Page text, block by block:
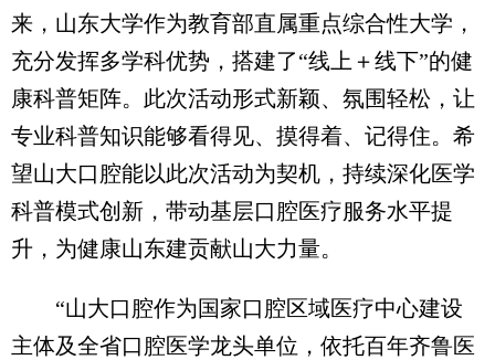
来，山东大学作为教育部直属重点综合性大学，
充分发挥多学科优势，搭建了“线上＋线下”的健
康科普矩阵。此次活动形式新颖、氛围轻松，让
专业科普知识能够看得见、摸得着、记得住。希
望山大口腔能以此次活动为契机，持续深化医学
科普模式创新，带动基层口腔医疗服务水平提
升，为健康山东建贡献山大力量。
“山大口腔作为国家口腔区域医疗中心建设
主体及全省口腔医学龙头单位，依托百年齐鲁医